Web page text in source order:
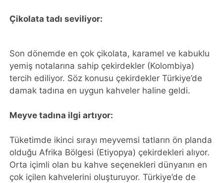
Çikolata tadı seviliyor:
Son dönemde en çok çikolata, karamel ve kabuklu
yemiş notalarına sahip çekirdekler (Kolombiya)
tercih ediliyor. Söz konusu çekirdekler Türkiye’de
damak tadına en uygun kahveler haline geldi.
Meyve tadına ilgi artıyor:
Tüketimde ikinci sırayı meyvemsi tatların ön planda
olduğu Afrika Bölgesi (Etiyopya) çekirdekleri alıyor.
Orta içimli olan bu kahve seçenekleri dünyanın en
çok içilen kahvelerini oluşturuyor. Türkiye’de de